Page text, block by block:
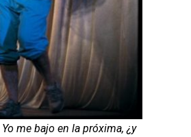
Yo me bajo en la próxima, ¿y